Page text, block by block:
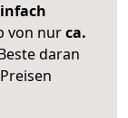
von nurca.
daran